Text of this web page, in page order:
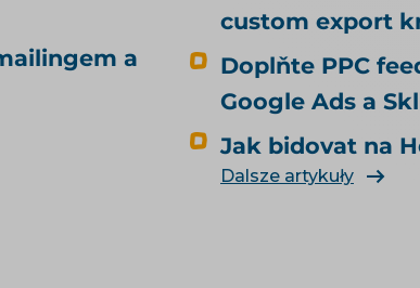
při ověřování nepotvrdilo. Je to jeden z
Pořadí, ve kterém jednotlivé zdroje
odkazů probíráme, je zároveň to,
kterým k nim chodíme u klientů —
proto text čtěte jako postup, ne jako
a
custom export
Doplňte PPC
Google Ads a
Jak bidovat na
Dalsze artykuły